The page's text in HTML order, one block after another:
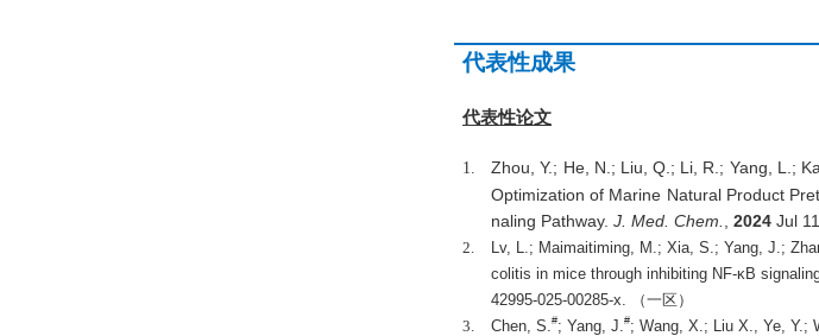
代表性成果
代表性论文
1. Zhou, Y.; He, N.; Liu, Q.; Li, R.; Yang, L.;
Optimization of Marine Natural Product
naling Pathway. J. Med. Chem. 2024 Jul
2.
Lv, L.; Maimaitiming, M.; Xia, S.; Yang, J.;
colitis in mice through inhibiting NF-κB
42995-025-00285-x.
（一区）
3.
Chen, S.#; Yang, J.#; Wang, X.; Liu X., Ye, Y.;